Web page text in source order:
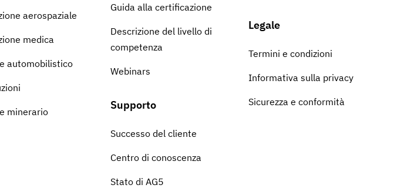
aerospaziale
medica
automobilistico
minerario
Guida alla certificazione
Descrizione del livello di
competenza
Webinars
Supporto
Successo del cliente
Centro di conoscenza
Stato di AG5
Legale
Termini e condizioni
Informativa sulla privacy
Sicurezza e conformità